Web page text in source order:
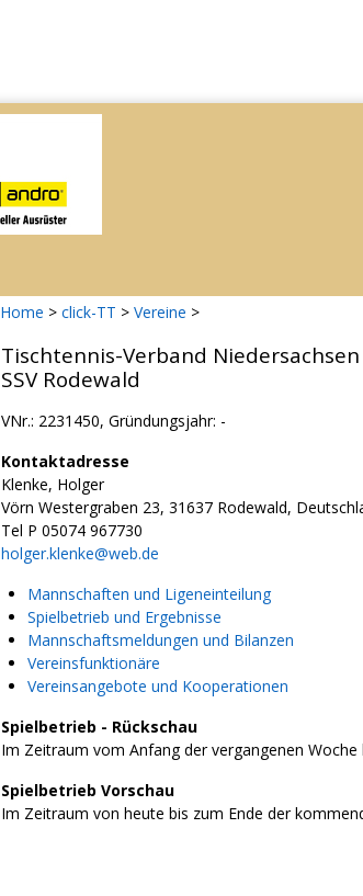
Home > click-TT > Vereine >
Tischtennis-Verband Niedersachsen
SSV Rodewald
VNr.: 2231450, Gründungsjahr: -
Kontaktadresse
Klenke, Holger
Vörn Westergraben 23, 31637 Rodewald,
Tel P 05074 967730
holger.klenke@web.de
Mannschaften und Ligeneinteilung
Spielbetrieb und Ergebnisse
Mannschaftsmeldungen und Bilanzen
Vereinsfunktionäre
Vereinsangebote und Kooperationen
Spielbetrieb - Rückschau
Im Zeitraum vom Anfang der vergangenen
Spielbetrieb Vorschau
Im Zeitraum von heute bis zum Ende der